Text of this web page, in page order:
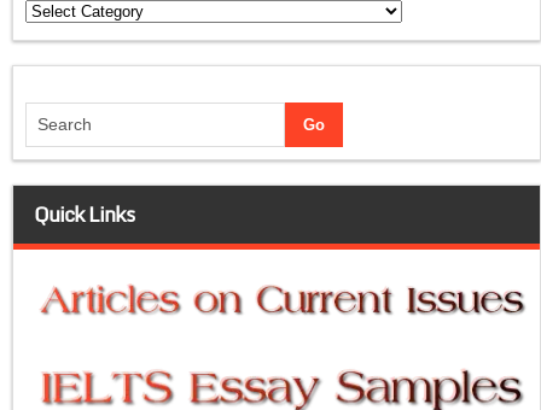
Categories
Quick Links